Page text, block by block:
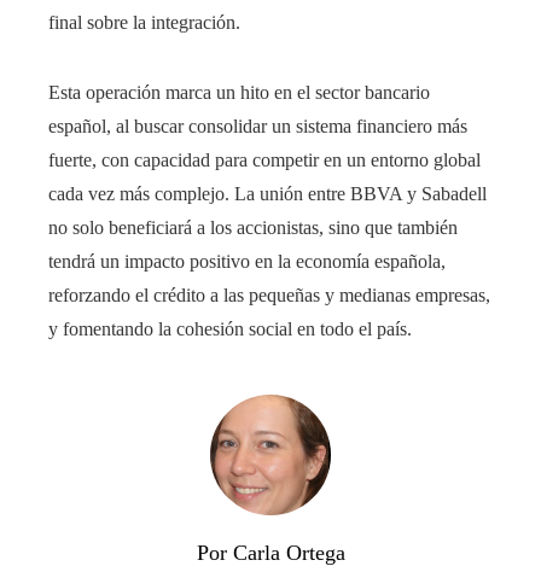
final sobre la integración.
Esta operación marca un hito en el sector bancario
español, al buscar consolidar un sistema financiero más
fuerte, con capacidad para competir en un entorno global
cada vez más complejo. La unión entre BBVA y Sabadell
no solo beneficiará a los accionistas, sino que también
tendrá un impacto positivo en la economía española,
reforzando el crédito a las pequeñas y medianas empresas,
y fomentando la cohesión social en todo el país.
Por Carla Ortega